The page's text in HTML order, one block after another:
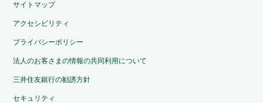
サイトマップ
アクセシビリティ
プライバシーポリシー
法人のお客さまの情報の共同利用について
三井住友銀行の勧誘方針
セキュリティ